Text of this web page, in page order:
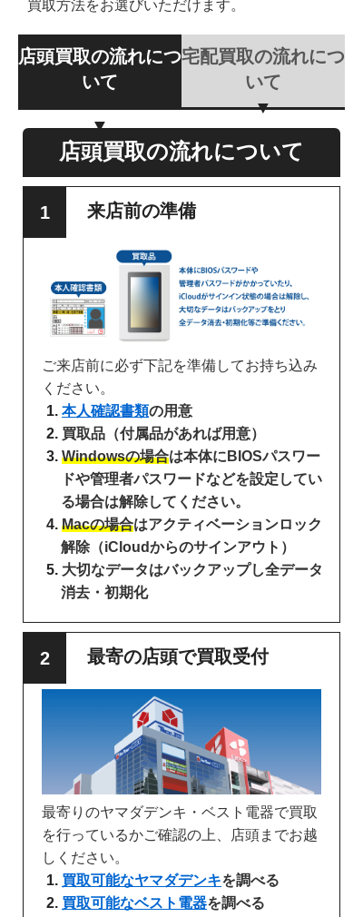
買取方法をお選びいただけます。
店頭買取の流れにつ
いて
宅配買取の流れにつ
いて
店頭買取の流れについて
来店前の準備
ご来店前に必ず下記を準備してお持ち込み
ください。
本人確認書類の用意
買取品（付属品があれば用意）
Windowsの場合は本体にBIOSパスワー
ドや管理者パスワードなどを設定してい
る場合は解除してください。
Macの場合はアクティベーションロック
解除（iCloudからのサインアウト）
大切なデータはバックアップし全データ
消去・初期化
最寄の店頭で買取受付
最寄りのヤマダデンキ・ベスト電器で買取
を行っているかご確認の上、店頭までお越
しください。
買取可能なヤマダデンキを調べる
買取可能なベスト電器を調べる